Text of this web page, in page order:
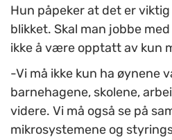
Hun påpeker at det er
blikket. Skal man jobbe
ikke å være opptatt av kun
-Vi må ikke kun ha øynene
barnehagene, skolene,
videre. Vi må også se på
mikrosystemene og